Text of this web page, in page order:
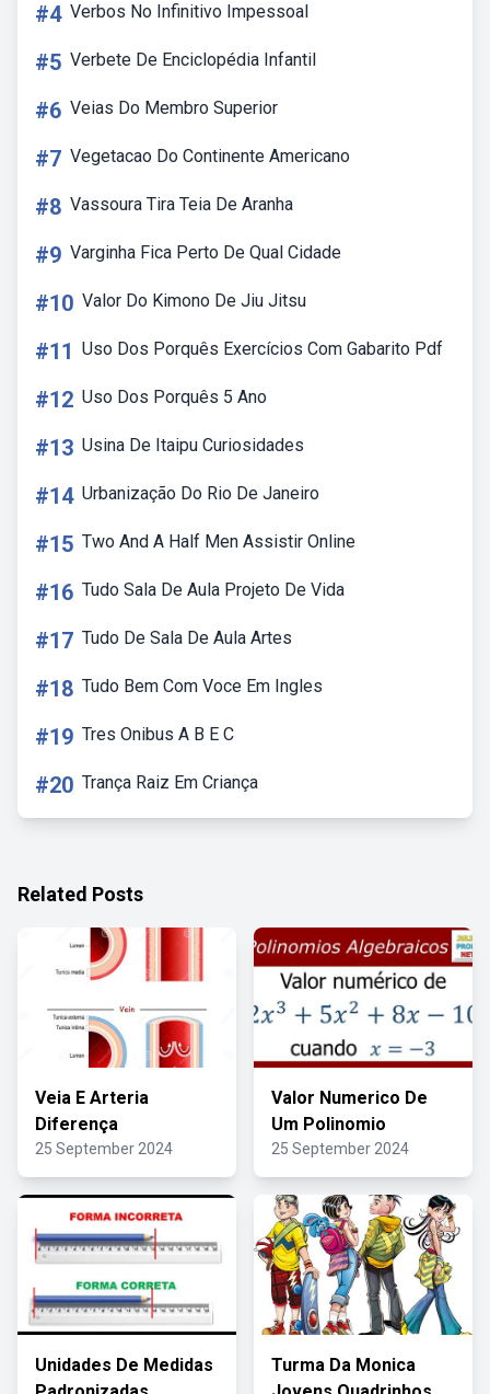
#4 Verbos No Infinitivo Impessoal
#5 Verbete De Enciclopédia Infantil
#6 Veias Do Membro Superior
#7 Vegetacao Do Continente Americano
#8 Vassoura Tira Teia De Aranha
#9 Varginha Fica Perto De Qual Cidade
#10 Valor Do Kimono De Jiu Jitsu
#11 Uso Dos Porquês Exercícios Com Gabarito Pdf
#12 Uso Dos Porquês 5 Ano
#13 Usina De Itaipu Curiosidades
#14 Urbanização Do Rio De Janeiro
#15 Two And A Half Men Assistir Online
#16 Tudo Sala De Aula Projeto De Vida
#17 Tudo De Sala De Aula Artes
#18 Tudo Bem Com Voce Em Ingles
#19 Tres Onibus A B E C
#20 Trança Raiz Em Criança
Related Posts
Veia E Arteria
Diferença
25 September 2024
Valor Numerico De
Um Polinomio
25 September 2024
Unidades De Medidas
Turma Da Monica